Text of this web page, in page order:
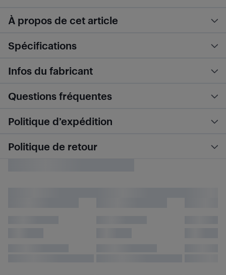
À propos de cet article
Spécifications
Infos du fabricant
Questions fréquentes
Politique d’expédition
Politique de retour